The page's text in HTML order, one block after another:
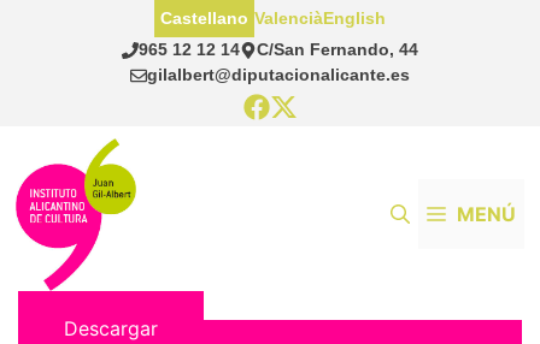
965 12 12 14
C/San Fernando, 44
gilalbert@diputacionalicante.es
Castellano ValenciàEnglish
MENÚ
Descargar